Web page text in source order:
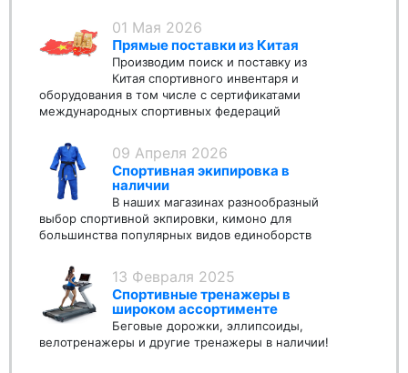
01 Мая 2026
Прямые поставки из Китая
Производим поиск и поставку из
Китая спортивного инвентаря и
оборудования в том числе с сертификатами
международных спортивных федераций
09 Апреля 2026
Спортивная экипировка в
наличии
В наших магазинах разнообразный
выбор спортивной экпировки, кимоно для
большинства популярных видов единоборств
13 Февраля 2025
Спортивные тренажеры в
широком ассортименте
Беговые дорожки, эллипсоиды,
велотренажеры и другие тренажеры в наличии!